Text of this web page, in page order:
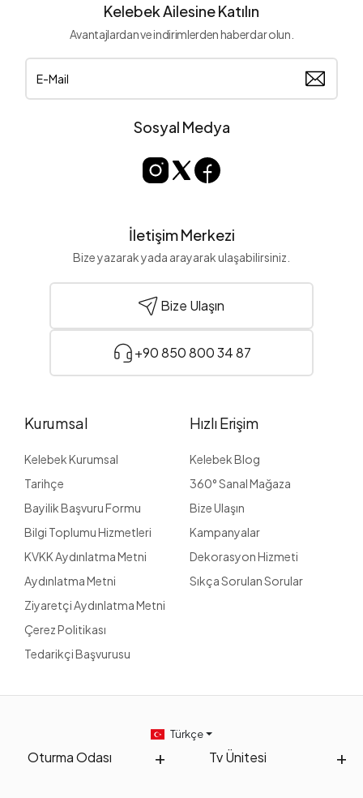
Kelebek Ailesine Katılın
Avantajlardan ve indirimlerden haberdar olun.
Sosyal Medya
İletişim Merkezi
Bize yazarak yada arayarak ulaşabilirsiniz.
Bize Ulaşın
+90 850 800 34 87
Kurumsal
Kelebek Kurumsal
Tarihçe
Bayilik Başvuru Formu
Bilgi Toplumu Hizmetleri
KVKK Aydınlatma Metni
Aydınlatma Metni
Ziyaretçi Aydınlatma Metni
Çerez Politikası
Tedarikçi Başvurusu
Hızlı Erişim
Kelebek Blog
360° Sanal Mağaza
Bize Ulaşın
Kampanyalar
Dekorasyon Hizmeti
Sıkça Sorulan Sorular
Oturma Odası Tv Ünitesi
Türkçe